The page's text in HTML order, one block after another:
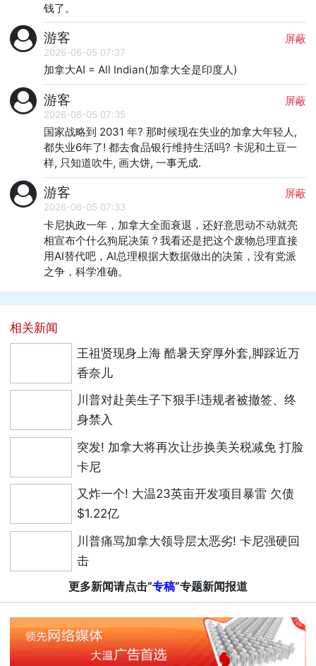
钱了。
游客 屏蔽
2026-06-05 07:37
加拿大AI = All Indian(加拿大全是印度人)
游客 屏蔽
2026-06-05 07:35
国家战略到 2031 年? 那时候现在失业的加拿大年轻人,
都失业6年了! 都去食品银行维持生活吗? 卡泥和土豆一
样, 只知道吹牛, 画大饼, 一事无成.
游客 屏蔽
2026-06-05 07:33
卡尼执政一年，加拿大全面衰退，还好意思动不动就亮
相宣布个什么狗屁决策？我看还是把这个废物总理直接
用AI替代吧，AI总理根据大数据做出的决策，没有党派
之争，科学准确。
相关新闻
王祖贤现身上海 酷暑天穿厚外套,脚踩近万
香奈儿
川普对赴美生子下狠手!违规者被撤签、终
身禁入
突发! 加拿大将再次让步换美关税减免 打脸
卡尼
又炸一个! 大温23英亩开发项目暴雷 欠债
$1.22亿
川普痛骂加拿大领导层太恶劣! 卡尼强硬回
击
更多新闻请点击“专稿”专题新闻报道